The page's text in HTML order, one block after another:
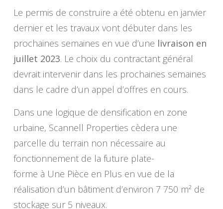
Le permis de construire a été obtenu en janvier
dernier et les travaux vont débuter dans les
prochaines semaines en vue d’une livraison en
juillet 2023. Le choix du contractant général
devrait intervenir dans les prochaines semaines
dans le cadre d’un appel d’offres en cours.
Dans une logique de densification en zone
urbaine, Scannell Properties cèdera une
parcelle du terrain non nécessaire au
fonctionnement de la future plate-
forme à Une Pièce en Plus en vue de la
réalisation d’un bâtiment d’environ 7 750 m² de
stockage sur 5 niveaux.